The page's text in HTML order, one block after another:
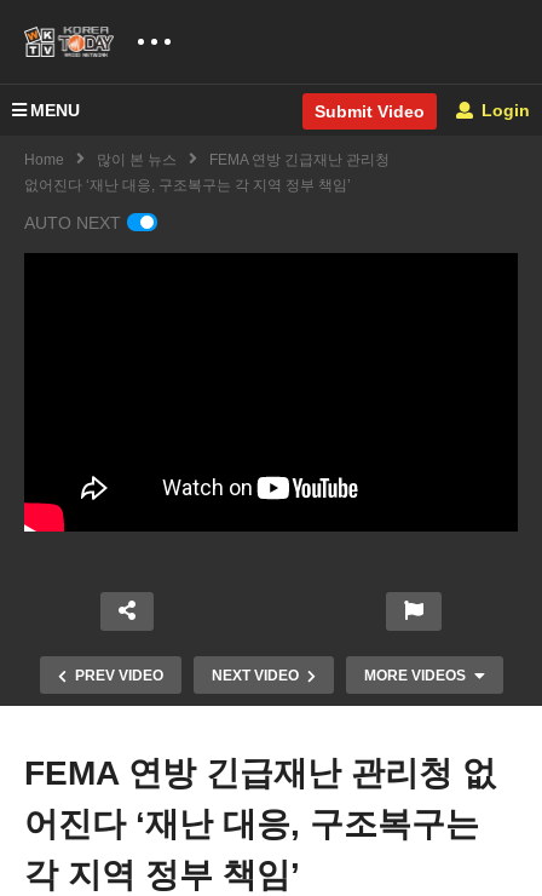
MENU Submit Video Login
Home 많이 본 뉴스
FEMA 연방 긴급재난 관리청
없어진다 ‘재난 대응, 구조복구는 각 지역 정부 책임’
AUTO NEXT
PREV VIDEO NEXT VIDEO MORE VIDEOS
FEMA 연방 긴급재난 관리청 없
어진다 ‘재난 대응, 구조복구는
각 지역 정부 책임’